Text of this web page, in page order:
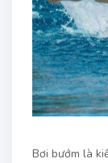
Bơi bướm là